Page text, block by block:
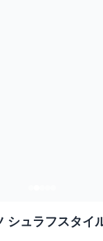
シュラフスタイ